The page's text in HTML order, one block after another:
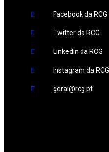
Facebook da RCG
Twitter da RCG
Linkedin da RCG
Instagram da RCG
geral@rcg.pt